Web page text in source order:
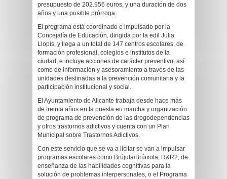
presupuesto de 202.956 euros, y una duración de dos
años y una posible prórroga.
El programa está coordinado e impulsado por la
Concejalía de Educación, dirigida por la edil Julia
Llopis, y llega a un total de 147 centros escolares, de
formación profesional, colegios e institutos de la
ciudad, e incluye acciones de carácter preventivo, así
como de información y asesoramiento a través de las
unidades destinadas a la prevención comunitaria y la
participación institucional y social.
El Ayuntamiento de Alicante trabaja desde hace más
de treinta años en la puesta en marcha y organización
de programa de prevención de las drogodependencias
y otros trastornos adictivos y cuenta con un Plan
Municipal sobre Trastornos Adictivos.
Con este servicio que se va a licitar se van a impulsar
programas escolares como Brújula/Brúixola, R&R2, de
enseñanza de las habilidades cognitivas para la
solución de problemas interpersonales, o el Programa